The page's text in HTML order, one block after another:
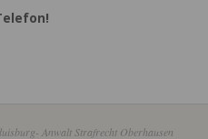
Anwalt Strafrecht Oberhausen